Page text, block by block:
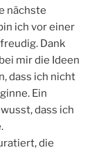
nächste
ich vor einer
Dank
mir die Ideen
dass ich nicht
Ein
dass ich
die